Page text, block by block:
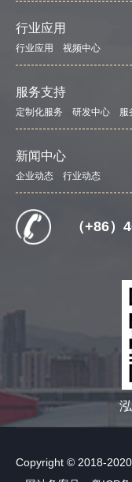
行业应用
行业应用 视频中心
服务支持
定制化服务 研发中心 服
新闻中心
企业动态 行业动态
（+86）
Copyright © 2018-